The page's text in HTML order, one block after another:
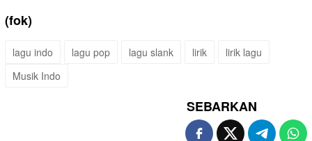
(fok)
lagu indo lagu pop lagu slank lirik
lirik lagu
Musik Indo
SEBARKAN